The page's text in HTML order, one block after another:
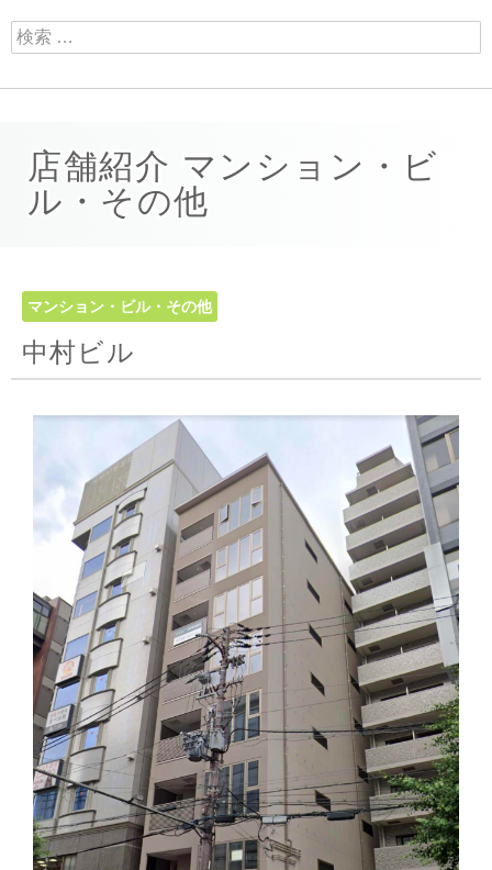
検索:
店舗紹介 マンション・ビ
ル・その他
マンション・ビル・その他
中村ビル